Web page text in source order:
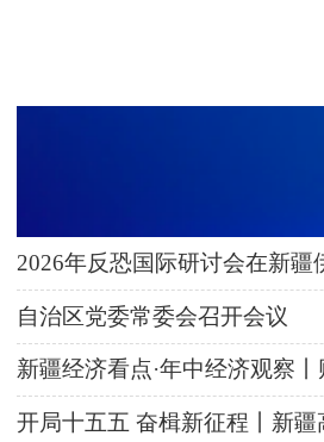
2026年反恐国际研讨会在新疆
自治区党委常委会召开会议
新疆经济看点·年中经济观察
开局十五五 奋楫新征程丨新